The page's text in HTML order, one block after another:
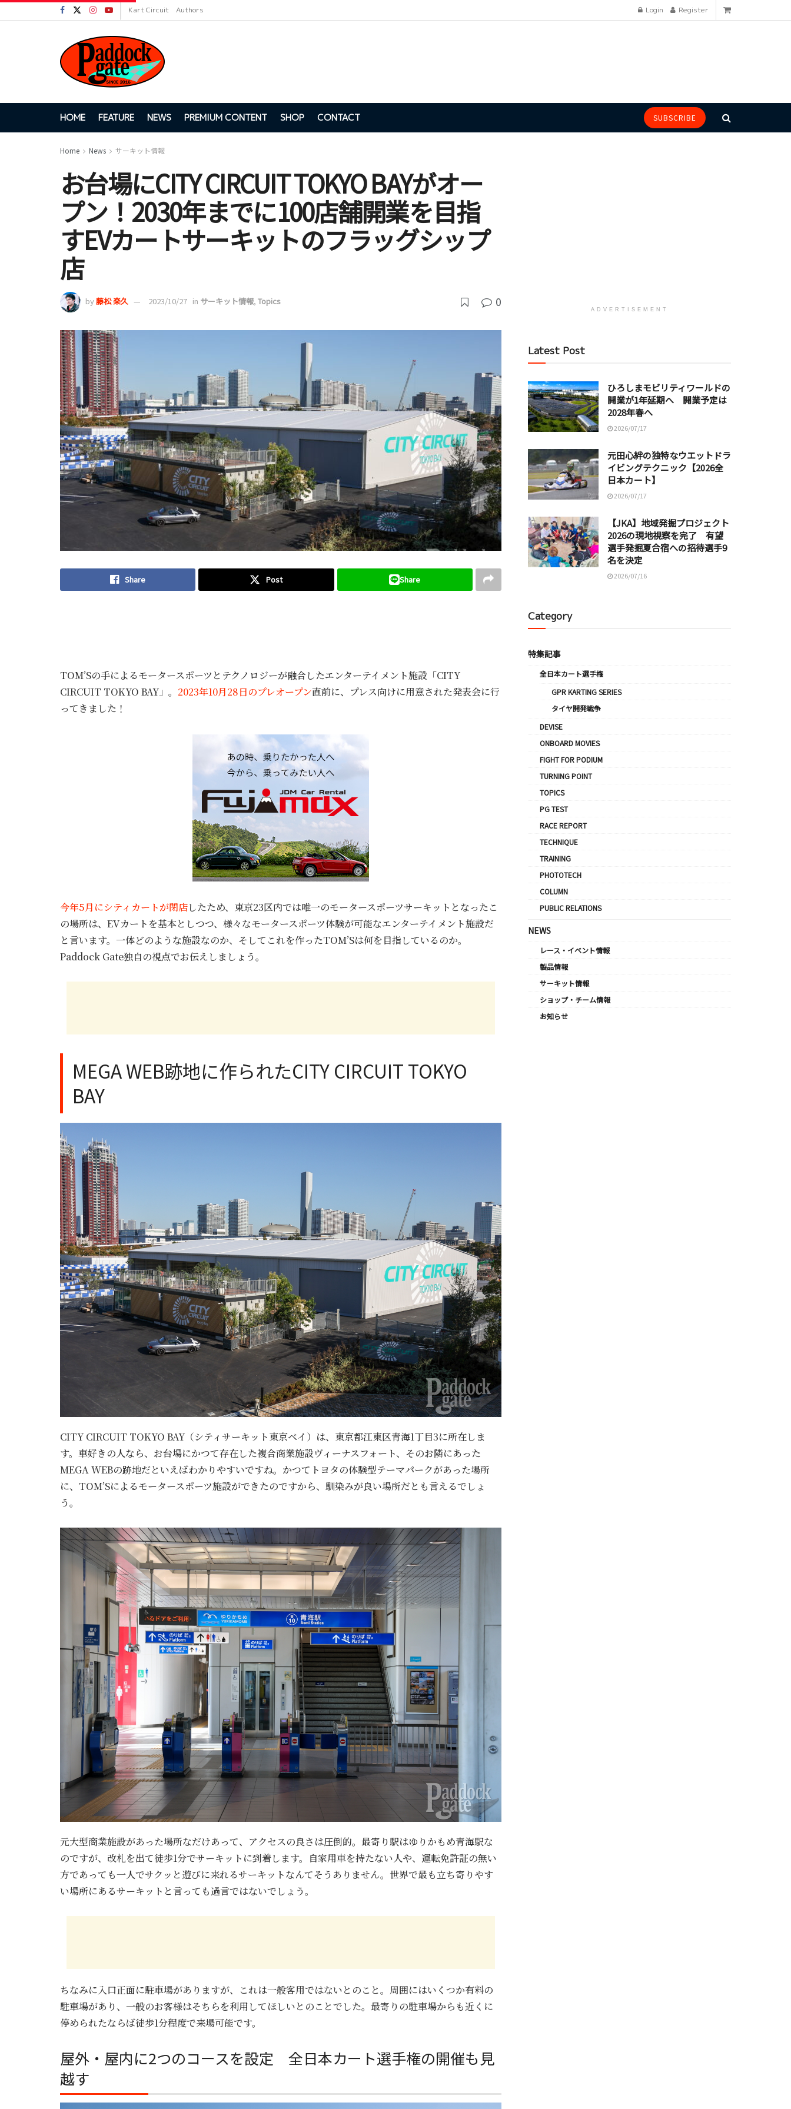
Kart Circuit Authors Login Register
HOME FEATURE NEWS PREMIUM CONTENT SHOP CONTACT SUBSCRIBE
Home News サーキット情報
お台場にCITY CIRCUIT TOKYO BAYがオー
プン！2030年までに100店舗開業を目指
すEVカートサーキットのフラッグシップ
店
by藤松 楽久 2023/10/27 in サーキット情報, Topics 0
Share Post Share
TOM’Sの手によるモータースポーツとテクノロジーが融合したエンターテイメント施設「CITY
CIRCUIT TOKYO BAY」。 2023年10月28日のプレオープン直前に、プレス向けに用意された発表会に行
ってきました！
今年5月にシティカートが閉店したため、東京23区内では唯一のモータースポーツサーキットとなったこ
の場所は、EVカートを基本としつつ、様々なモータースポーツ体験が可能なエンターテイメント施設だ
と言います。一体どのような施設なのか、そしてこれを作ったTOM’Sは何を目指しているのか。
Paddock Gate独自の視点でお伝えしましょう。
MEGA WEB跡地に作られたCITY CIRCUIT TOKYO
BAY
CITY CIRCUIT TOKYO BAY（シティサーキット東京ベイ）は、東京都江東区青海1丁目3に所在しま
す。車好きの人なら、お台場にかつて存在した複合商業施設ヴィーナスフォート、そのお隣にあった
MEGA WEBの跡地だといえばわかりやすいですね。かつてトヨタの体験型テーマパークがあった場所
に、TOM’Sによるモータースポーツ施設ができたのですから、馴染みが良い場所だとも言えるでしょ
う。
元大型商業施設があった場所なだけあって、アクセスの良さは圧倒的。最寄り駅はゆりかもめ青海駅な
のですが、改札を出て徒歩1分でサーキットに到着します。自家用車を持たない人や、運転免許証の無い
方であっても一人でサクッと遊びに来れるサーキットなんてそうありません。世界で最も立ち寄りやす
い場所にあるサーキットと言っても過言ではないでしょう。
ちなみに入口正面に駐車場がありますが、これは一般客用ではないとのこと。周囲にはいくつか有料の
駐車場があり、一般のお客様はそちらを利用してほしいとのことでした。最寄りの駐車場からも近くに
停められたならば徒歩1分程度で来場可能です。
屋外・屋内に2つのコースを設定 全日本カート選手権の開催も見
越す
ADVERTISEMENT
Latest Post
ひろしまモビリティワールドの
開業が1年延期へ 開業予定は
2028年春へ
2026/07/17
元田心絆の独特なウエットドラ
イビングテクニック【2026全
日本カート】
2026/07/17
【JKA】地域発掘プロジェクト
2026の現地視察を完了 有望
選手発掘夏合宿への招待選手9
名を決定
2026/07/16
Category
特集記事
全日本カート選手権
GPR KARTING SERIES
タイヤ開発戦争
DEVISE
ONBOARD MOVIES
FIGHT FOR PODIUM
TURNING POINT
TOPICS
PG TEST
RACE REPORT
TECHNIQUE
TRAINING
PHOTOTECH
COLUMN
PUBLIC RELATIONS
NEWS
レース・イベント情報
製品情報
サーキット情報
ショップ・チーム情報
お知らせ